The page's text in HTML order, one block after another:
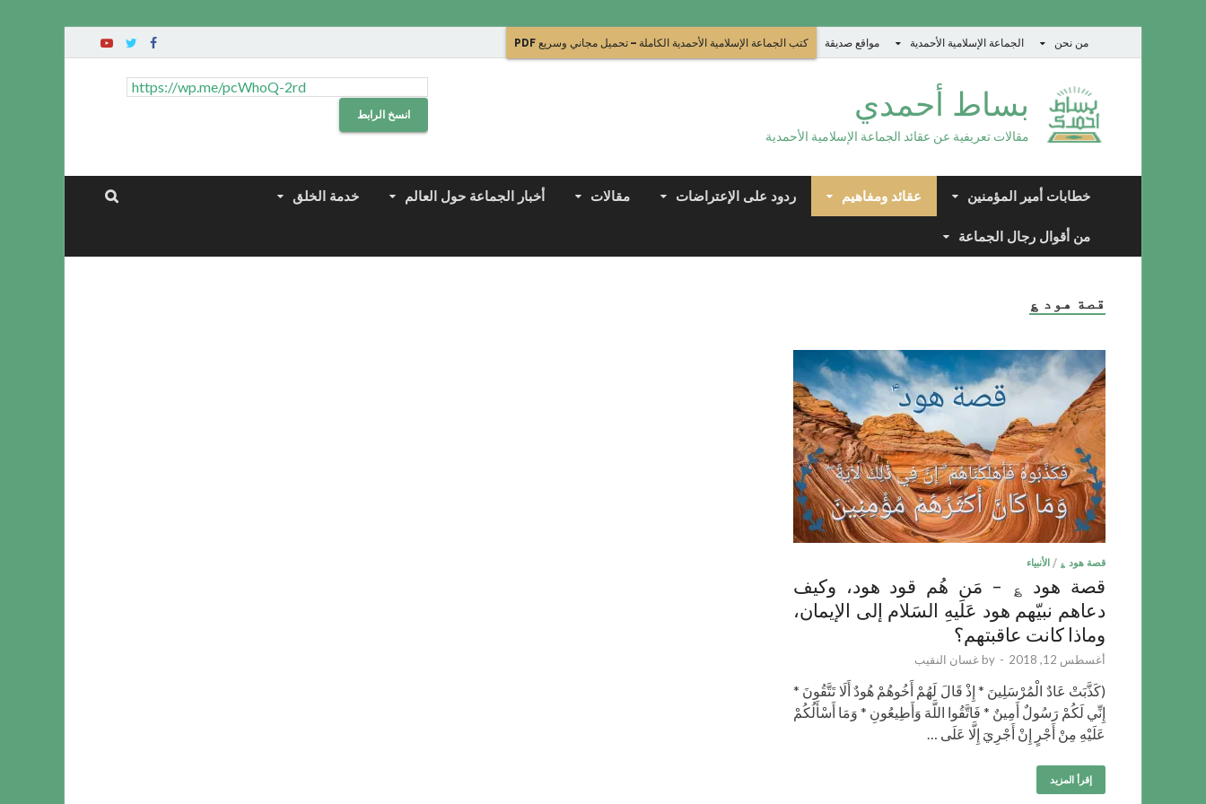
من نحن الجماعة الإسلامية الأحمدية مواقع صديقة كتب الجماعة الإسلامية الأحمدية الكاملة – تحميل مجاني وسريع PDF
بساط أحمدي
مقالات تعريفية عن عقائد الجماعة الإسلامية الأحمدية
انسخ الرابط
خطابات أمير المؤمنين عقائد ومفاهيم ردود على الإعتراضات مقالات أخبار الجماعة حول العالم خدمة الخلق
من أقوال رجال الجماعة
قصة هود ؏
قصة هود ؏ / الأنبياء
قصة هود ؏ – مَن هُم قود هود، وكيف
دعاهم نبيّهم هود عَلَيهِ السَلام إلى الإيمان،
وماذا كانت عاقبتهم؟
أغسطس 12, 2018 -
by غسان النقيب
(كَذَّبَتْ عَادٌ الْمُرْسَلِينَ * إِذْ قَالَ لَهُمْ أَخُوهُمْ هُودٌ أَلَا تَتَّقُونَ *
إِنِّي لَكُمْ رَسُولٌ أَمِينٌ * فَاتَّقُوا اللَّهَ وَأَطِيعُونِ * وَمَا أَسْأَلُكُمْ
عَلَيْهِ مِنْ أَجْرٍ إِنْ أَجْرِيَ إِلَّا عَلَى …
إقرأ المزيد